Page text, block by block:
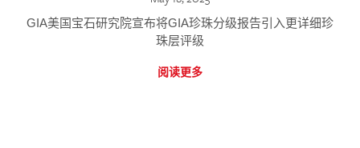
GIA美国宝石研究院宣布将GIA珍珠分级报告引入更详细珍
珠层评级
阅读更多